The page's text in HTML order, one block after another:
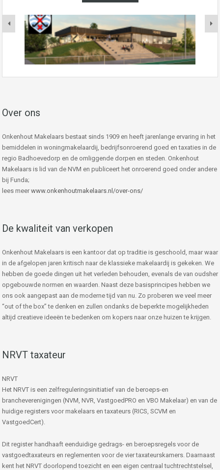
Over ons
Onkenhout Makelaars bestaat sinds 1909 en heeft jarenlange ervaring in het
bemiddelen in woningmakelaardij, bedrijfsonroerend goed en taxaties in de
regio Badhoevedorp en de omliggende dorpen en steden. Onkenhout
Makelaars is lid van de NVM en publiceert het onroerend goed onder andere
bij Funda;
lees meer www.onkenhoutmakelaars.nl/over-ons/
De kwaliteit van verkopen
Onkenhout Makelaars is een kantoor dat op traditie is geschoold, maar waar
in de afgelopen jaren kritisch naar de klassieke makelaardij is gekeken. We
hebben de goede dingen uit het verleden behouden, evenals de van oudsher
opgebouwde normen en waarden. Naast deze basisprincipes hebben we
ons ook aangepast aan de moderne tijd van nu. Zo proberen we veel meer
“out of the box” te denken en zullen ondanks de beperkte mogelijkheden
altijd creatieve ideeën te bedenken om kopers naar onze huizen te krijgen.
NRVT taxateur
NRVT
Het NRVT is een zelfreguleringsinitiatief van de beroeps-en
brancheverenigingen (NVM, NVR, VastgoedPRO en VBO Makelaar) en van de
huidige registers voor makelaars en taxateurs (RICS, SCVM en
VastgoedCert).
Dit register handhaaft eenduidige gedrags- en beroepsregels voor de
vastgoedtaxateurs en reglementen voor de vier taxateurskamers. Daarnaast
kent het NRVT doorlopend toezicht en een eigen centraal tuchtrechtstelsel,